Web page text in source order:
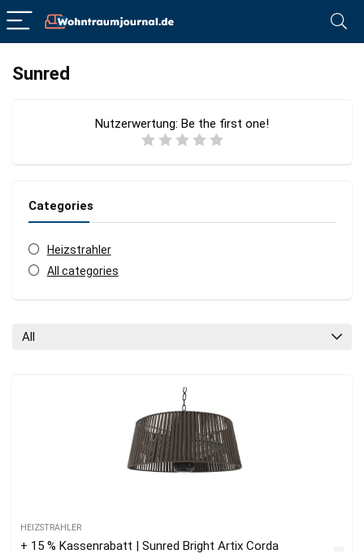
Sunred
Nutzerwertung: Be the first one!
Categories
Heizstrahler
All categories
All
HEIZSTRAHLER
+ 15 % Kassenrabatt | Sunred Bright Artix Corda